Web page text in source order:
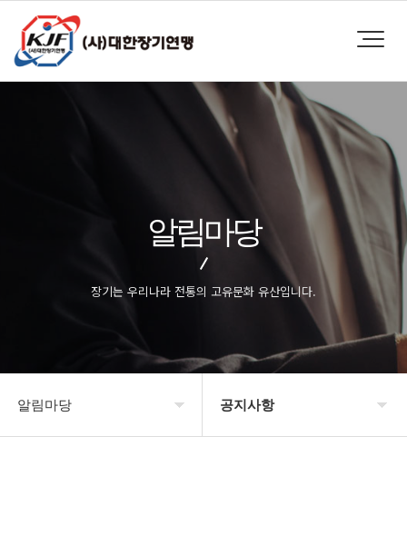
알림마당
장기는 우리나라 전통의 고유문화 유산입니다.
알림마당 공지사항